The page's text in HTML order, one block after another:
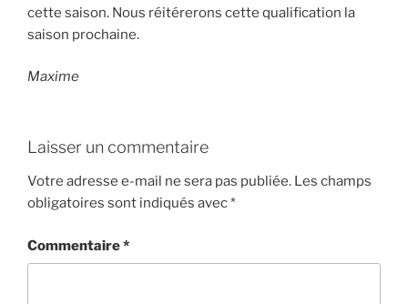
cette saison. Nous réitérerons cette qualification la
saison prochaine.
Maxime
Laisser un commentaire
Votre adresse e-mail ne sera pas publiée. Les champs
obligatoires sont indiqués avec*
Commentaire*